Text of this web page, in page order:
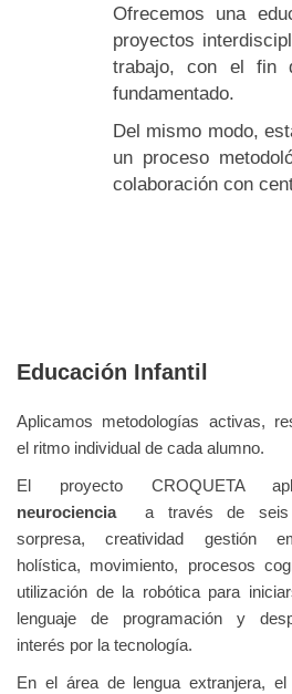
Ofrecemos una
proyectos
trabajo, con el fin
fundamentado.
Del mismo modo,
un proceso
colaboración con
Educación Infantil
Aplicamos metodologías activas,
el ritmo individual de cada alumno.
El proyecto CROQUETA
neurocienciaa través de seis
sorpresa, creatividad gestión
holística, movimiento, procesos
utilización de la robótica para
lenguaje de programación y
interés por la tecnología.
En el área de lengua extranjera, el